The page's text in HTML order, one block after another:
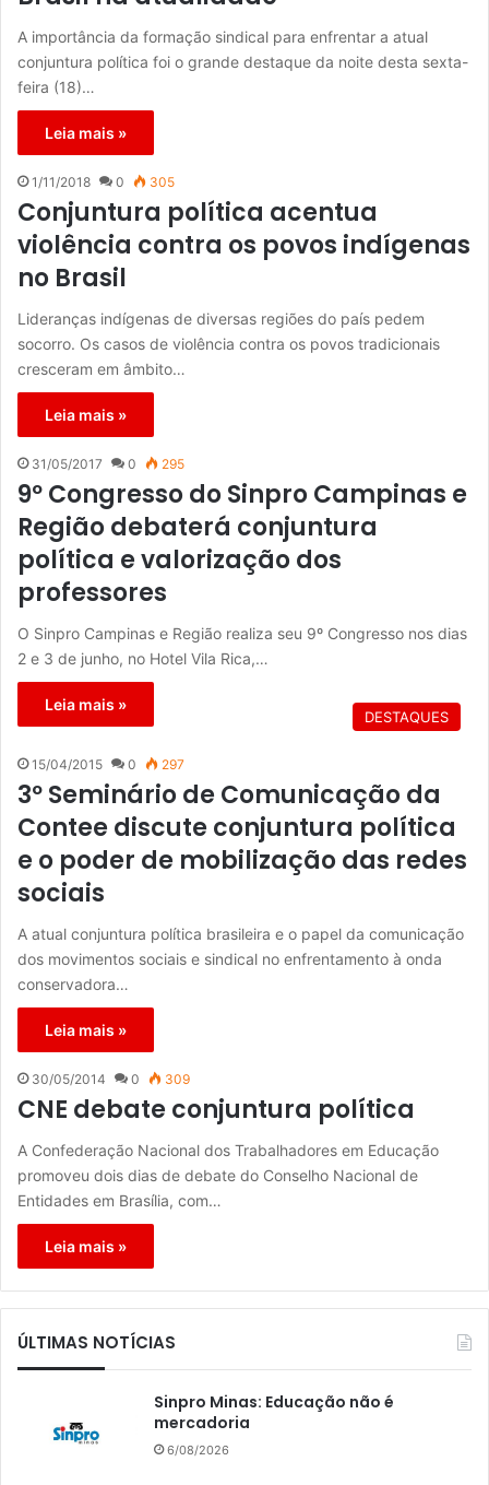
A importância da formação sindical para enfrentar a atual
conjuntura política foi o grande destaque da noite desta sexta-
feira (18)…
Leia mais »
1/11/2018 0 305
Conjuntura política acentua
violência contra os povos indígenas
no Brasil
Lideranças indígenas de diversas regiões do país pedem
socorro. Os casos de violência contra os povos tradicionais
cresceram em âmbito…
Leia mais »
31/05/2017 0 295
9º Congresso do Sinpro Campinas e
Região debaterá conjuntura
política e valorização dos
professores
O Sinpro Campinas e Região realiza seu 9º Congresso nos dias
2 e 3 de junho, no Hotel Vila Rica,…
Leia mais »
DESTAQUES
15/04/2015 0 297
3º Seminário de Comunicação da
Contee discute conjuntura política
e o poder de mobilização das redes
sociais
A atual conjuntura política brasileira e o papel da comunicação
dos movimentos sociais e sindical no enfrentamento à onda
conservadora…
Leia mais »
30/05/2014 0 309
CNE debate conjuntura política
A Confederação Nacional dos Trabalhadores em Educação
promoveu dois dias de debate do Conselho Nacional de
Entidades em Brasília, com…
Leia mais »
ÚLTIMAS NOTÍCIAS
Sinpro Minas: Educação não é
mercadoria
6/08/2026